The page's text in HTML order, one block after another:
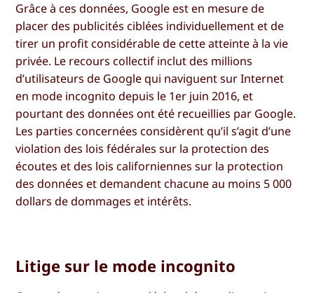
Grâce à ces données, Google est en mesure de
placer des publicités ciblées individuellement et de
tirer un profit considérable de cette atteinte à la vie
privée. Le recours collectif inclut des millions
d’utilisateurs de Google qui naviguent sur Internet
en mode incognito depuis le 1er juin 2016, et
pourtant des données ont été recueillies par Google.
Les parties concernées considèrent qu’il s’agit d’une
violation des lois fédérales sur la protection des
écoutes et des lois californiennes sur la protection
des données et demandent chacune au moins 5 000
dollars de dommages et intérêts.
Litige sur le mode incognito